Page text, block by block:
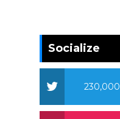
Socialize
230,000